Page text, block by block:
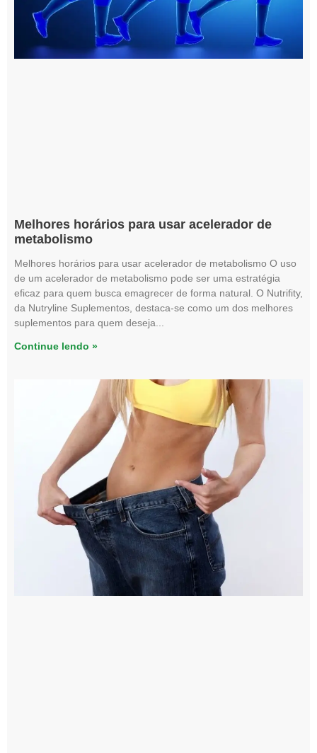
Melhores horários para usar acelerador de
metabolismo
Melhores horários para usar acelerador de metabolismo O uso
de um acelerador de metabolismo pode ser uma estratégia
eficaz para quem busca emagrecer de forma natural. O Nutrifity,
da Nutryline Suplementos, destaca-se como um dos melhores
suplementos para quem deseja
Continue lendo »